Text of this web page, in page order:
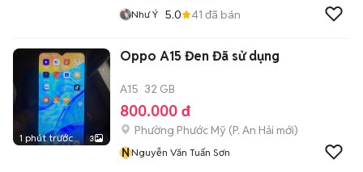
Như Ý 5.0 41 đã bán
1 phút trước 3
Oppo A15 Đen Đã sử dụng
A15 32 GB
800.000 đ
Phường Phước Mỹ (P. An Hải mới)
NNguyễn Văn Tuấn Sơn